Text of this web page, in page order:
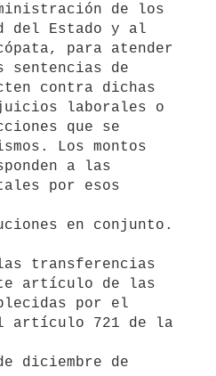
de los
del Estado y al
para atender
sentencias de
contra dichas
laborales o
que se
Los montos
a las
por esos
en conjunto.
artículo de las
por el
artículo 721 de la
diciembre de